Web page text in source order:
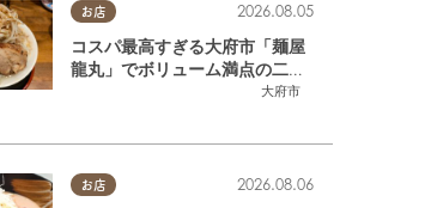
お店
大府市
2026.08.05
コスパ最高すぎる大府市「麺屋
龍丸」でボリューム満点の二郎
系ラーメンを堪能してきた
お店 2026.08.06